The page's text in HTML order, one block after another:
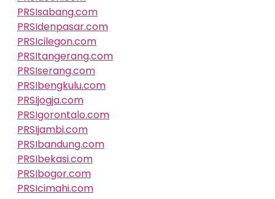
PRSIsabang.com
PRSIdenpasar.com
PRSIcilegon.com
PRSItangerang.com
PRSIserang.com
PRSIbengkulu.com
PRSIjogja.com
PRSIgorontalo.com
PRSIjambi.com
PRSIbandung.com
PRSIbekasi.com
PRSIbogor.com
PRSIcimahi.com